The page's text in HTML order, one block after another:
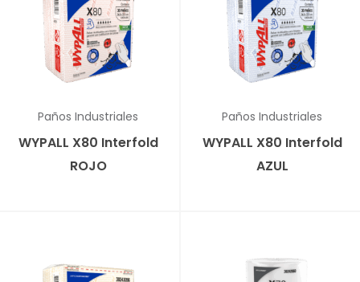
Paños Industriales
WYPALL X80 Interfold
ROJO
Paños Industriales
WYPALL X80 Interfold
AZUL